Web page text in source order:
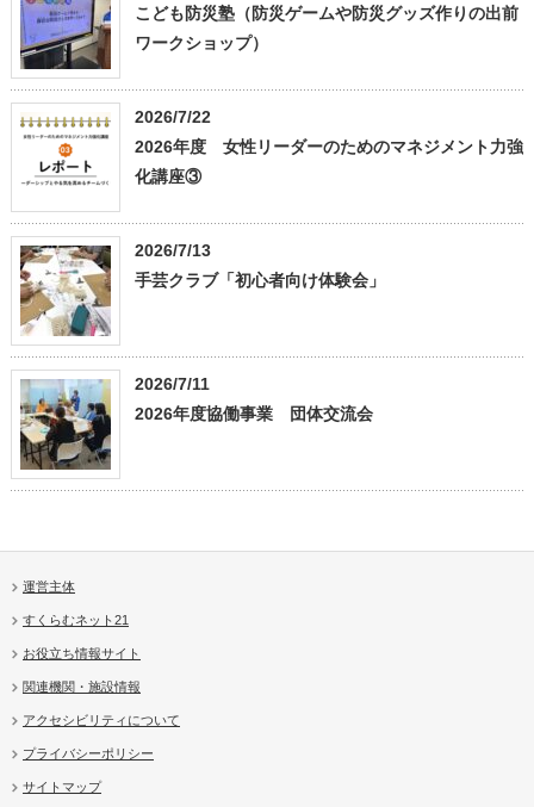
こども防災塾（防災ゲームや防災グッズ作りの出前
ワークショップ）
2026/7/22
2026年度 女性リーダーのためのマネジメント力強
化講座③
2026/7/13
手芸クラブ「初心者向け体験会」
2026/7/11
2026年度協働事業 団体交流会
運営主体
すくらむネット21
お役立ち情報サイト
関連機関・施設情報
アクセシビリティについて
プライバシーポリシー
サイトマップ